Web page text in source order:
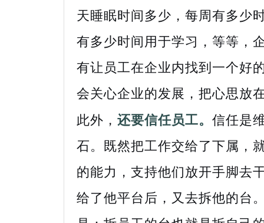
天睡眠时间多少，每周有多少
有多少时间用于学习，等等，
有让员工在企业内找到一个好
会关心企业的发展，把心思放
此外， 还要信任员工。 信任是
石。既然把工作交给了下属，
的能力，支持他们放开手脚去
给了他平台后，又去拆他的台